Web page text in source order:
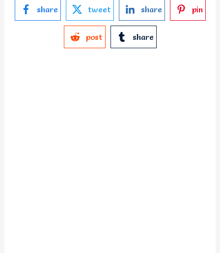
share tweet share pin
post share